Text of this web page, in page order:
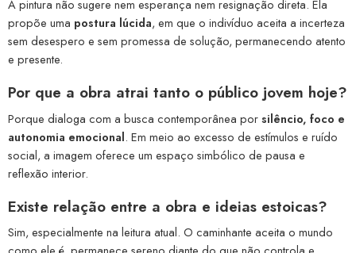
A pintura não sugere nem esperança nem resignação direta. Ela
propõe uma postura lúcida, em que o indivíduo aceita a incerteza
sem desespero e sem promessa de solução, permanecendo atento
e presente.
Por que a obra atrai tanto o público jovem hoje?
Porque dialoga com a busca contemporânea porsilêncio, foco e
autonomia emocional. Em meio ao excesso de estímulos e ruído
social, a imagem oferece um espaço simbólico de pausa e
reflexão interior.
Existe relação entre a obra e ideias estoicas?
Sim, especialmente na leitura atual. O caminhante aceita o mundo